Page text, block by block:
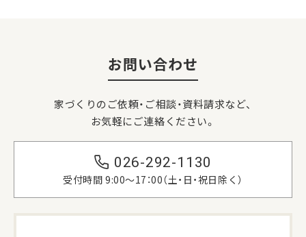
お問い合わせ
家づくりのご依頼・ご相談・資料請求など、
お気軽にご連絡ください。
026-292-1130
受付時間 9:00〜17：00（土・日・祝日除く）